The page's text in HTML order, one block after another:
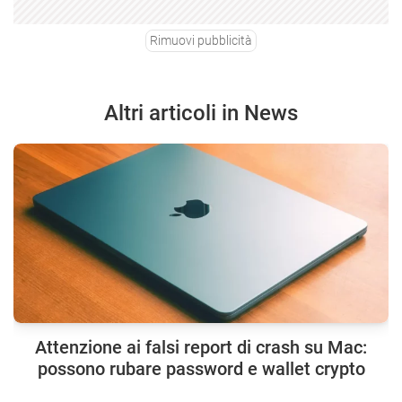
Rimuovi pubblicità
Altri articoli in News
Attenzione ai falsi report di crash su Mac:
possono rubare password e wallet crypto